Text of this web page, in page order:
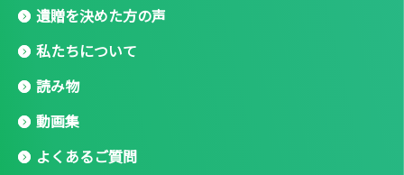
遺贈を決めた方の声
私たちについて
読み物
動画集
よくあるご質問